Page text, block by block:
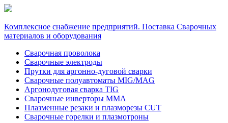
Комплексное снабжение предприятий. Поставка Сварочных
материалов и оборудования
Сварочная проволока
Сварочные электроды
Прутки для аргонно-дуговой сварки
Сварочные полуавтоматы MIG/MAG
Аргонодуговая сварка TIG
Сварочные инверторы MMA
Плазменные резаки и плазморезы CUT
Сварочные горелки и плазмотроны